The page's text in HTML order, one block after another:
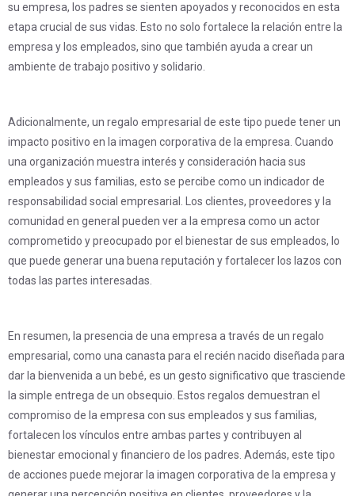
su empresa, los padres se sienten apoyados y reconocidos en esta
etapa crucial de sus vidas. Esto no solo fortalece la relación entre la
empresa y los empleados, sino que también ayuda a crear un
ambiente de trabajo positivo y solidario.
Adicionalmente, un regalo empresarial de este tipo puede tener un
impacto positivo en la imagen corporativa de la empresa. Cuando
una organización muestra interés y consideración hacia sus
empleados y sus familias, esto se percibe como un indicador de
responsabilidad social empresarial. Los clientes, proveedores y la
comunidad en general pueden ver a la empresa como un actor
comprometido y preocupado por el bienestar de sus empleados, lo
que puede generar una buena reputación y fortalecer los lazos con
todas las partes interesadas.
En resumen, la presencia de una empresa a través de un regalo
empresarial, como una canasta para el recién nacido diseñada para
dar la bienvenida a un bebé, es un gesto significativo que trasciende
la simple entrega de un obsequio. Estos regalos demuestran el
compromiso de la empresa con sus empleados y sus familias,
fortalecen los vínculos entre ambas partes y contribuyen al
bienestar emocional y financiero de los padres. Además, este tipo
de acciones puede mejorar la imagen corporativa de la empresa y